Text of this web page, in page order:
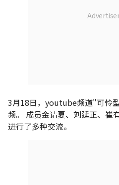
3月18日，youtube频道"可怜
频。 成员金请夏、刘延正、崔
进行了多种交流。